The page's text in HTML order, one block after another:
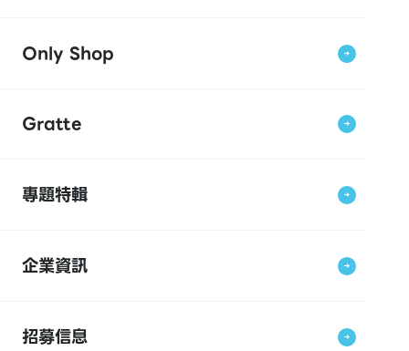
Only Shop
Gratte
專題特輯
企業資訊
招募信息